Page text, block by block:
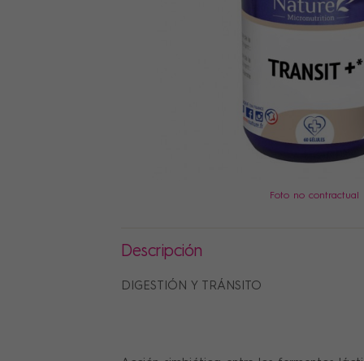
Foto no contractual
Descripción
DIGESTIÓN Y TRÁNSITO